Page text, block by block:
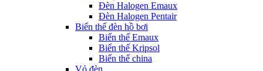
Đèn Halogen Emaux
Đèn Halogen Pentair
Biến thế đèn hồ bơi
Biến thế Emaux
Biến thế Kripsol
Biến thế china
Vỏ đèn